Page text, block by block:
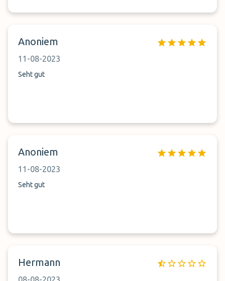
Anoniem
11-08-2023
Seht gut
Anoniem
11-08-2023
Seht gut
Hermann